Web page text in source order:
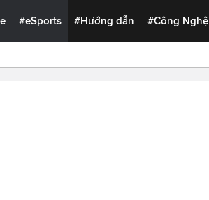
#eSports #Hướng dẫn #Công Nghệ